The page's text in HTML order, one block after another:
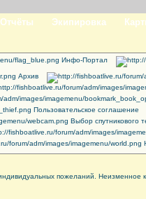
Отчёты Экипировка
Инфо-Портал
Архив
Пользовательское соглашение
Выбор спутникового